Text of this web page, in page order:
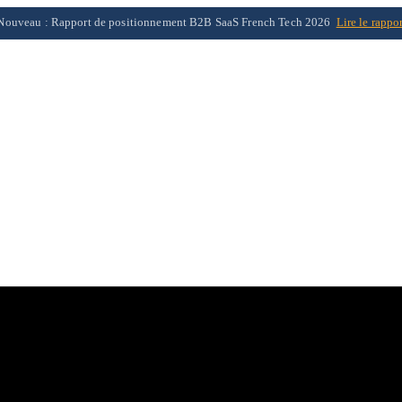
: Rapport de positionnement B2B SaaS French Tech 2026 Lire le